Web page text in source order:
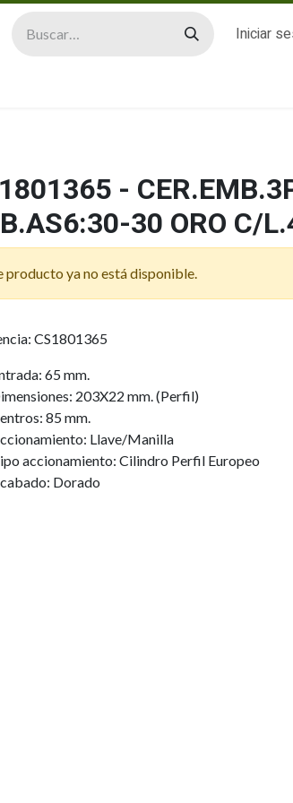
Iniciar
-
30 ORO C/
producto ya no está disponible.
CS1801365
65 mm.
203X22 mm. (Perfil)
85 mm.
Llave/Manilla
accionamiento: Cilindro Perfil Europeo
Dorado